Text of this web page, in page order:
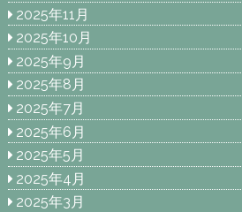
2025年11月
2025年10月
2025年9月
2025年8月
2025年7月
2025年6月
2025年5月
2025年4月
2025年3月